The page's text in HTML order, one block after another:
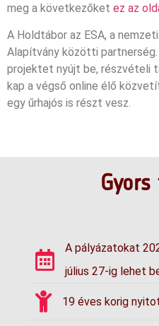
meg a következőket ez az
A Holdtábor az ESA, a
Alapítvány közötti
projektet nyújt be, részvételi
kap a végső online élő
egy űrhajós is részt vesz.
A pályázatokat
július 27-ig lehet
19 éves korig